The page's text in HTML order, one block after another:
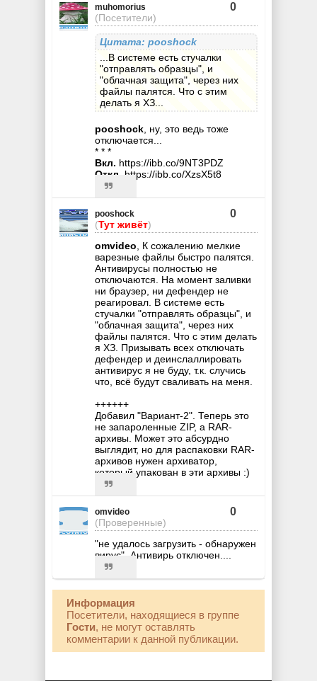
muhomorius
(Посетители)
0
Цитата: pooshock
...В системе есть стучалки
"отправлять образцы", и
"облачная защита", через них
файлы палятся. Что с этим
делать я ХЗ...
pooshock , ну, это ведь тоже
отключается...
* * *
Вкл. https://ibb.co/9NT3PDZ
Откл.
https://ibb.co/XzsX5t8
pooshock
(Тут живёт)
0
omvideo , К сожалению мелкие
варезные файлы быстро палятся.
Антивирусы полностью не
отключаются. На момент заливки
ни браузер, ни дефендер не
реагировал. В системе есть
стучалки "отправлять образцы", и
"облачная защита", через них
файлы палятся. Что с этим делать
я ХЗ. Призывать всех отключать
дефендер и деинслаллировать
антивирус я не буду, т.к. случись
что, всё будут сваливать на меня.
++++++
Добавил "Вариант-2". Теперь это
не запароленные ZIP, а RAR-
архивы. Может это абсурдно
выглядит, но для распаковки RAR-
архивов нужен архиватор,
который упакован в эти архивы :)
omvideo
(Проверенные)
0
"не удалось загрузить - обнаружен
вирус". Антивирь отключен....
Информация
Посетители, находящиеся в группе
Гости, не могут оставлять
комментарии к данной публикации.